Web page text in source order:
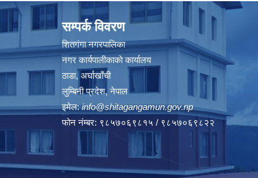
सम्पर्क विवरण
शितगंगा नगरपालिका
नगर कार्यपालीकाकाे कार्यालय
ठाडा, अर्घाखाँची
लुम्बिनी प्रदेश, नेपाल
इमेल:info@shitagangamun.gov.np
फोन नंम्बर: ९८५७०६९८१५ / ९८५७०६९८२२